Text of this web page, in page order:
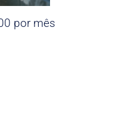
por mês